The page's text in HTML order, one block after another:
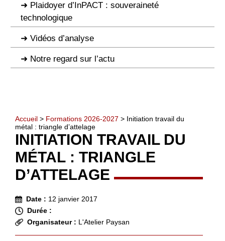
Plaidoyer d’InPACT : souveraineté
technologique
Vidéos d’analyse
Notre regard sur l’actu
Accueil > Formations 2026-2027 > Initiation travail du
métal : triangle d’attelage
INITIATION TRAVAIL DU
MÉTAL : TRIANGLE
D’ATTELAGE
Date : 12 janvier 2017
Durée :
Organisateur : L'Atelier Paysan